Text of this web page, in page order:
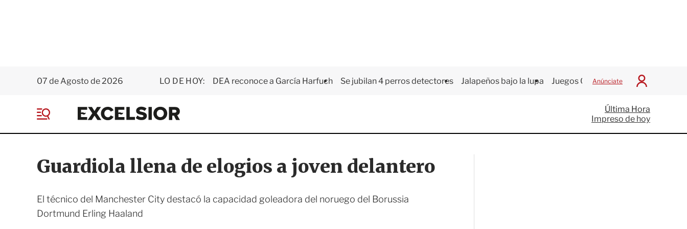
07 de Agosto de 2026 LO DE HOY: DEA reconoce a García Harfuch Se jubilan 4 perros detectores Jalapeños bajo la lupa Juegos Centroamericanos
Anúnciate
I
c
i
a
E
x
e
o
e
Última Hora
Impreso de hoy
Guardiola llena de elogios a joven delantero
El técnico del Manchester City destacó la capacidad goleadora del noruego del Borussia
Dortmund Erling Haaland